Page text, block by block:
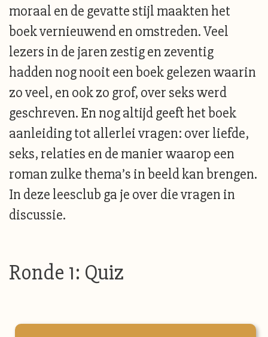
moraal en de gevatte stijl maakten het
boek vernieuwend en omstreden. Veel
lezers in de jaren zestig en zeventig
hadden nog nooit een boek gelezen waarin
zo veel, en ook zo grof, over seks werd
geschreven. En nog altijd geeft het boek
aanleiding tot allerlei vragen: over liefde,
seks, relaties en de manier waarop een
roman zulke thema’s in beeld kan brengen.
In deze leesclub ga je over die vragen in
discussie.
Ronde 1: Quiz